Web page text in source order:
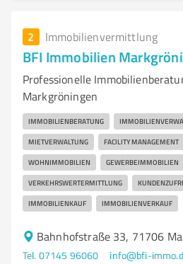
2 Immobilienvermittlung
BFI Immobilien
Professionelle
Markgröningen
IMMOBILIENBERATUNG
MIETVERWALTUNG FACILITY MANAGEMENT
WOHNIMMOBILIEN GEWERBEIMMOBILIEN
VERKEHRSWERTERMITTLUNG
IMMOBILIENKAUF IMMOBILIENVERKAUF
Bahnhofstraße 33, 71706
Tel. 07145 96060 info@bfi-